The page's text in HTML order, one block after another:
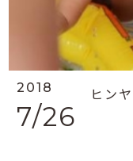
2018
7/26
ヒン